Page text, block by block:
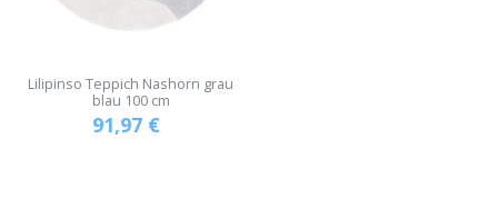
Lilipinso Teppich Nashorn grau
blau 100 cm
91,97 €